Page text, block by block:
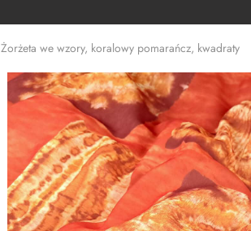
Żorżeta we wzory, koralowy pomarańcz, kwadraty